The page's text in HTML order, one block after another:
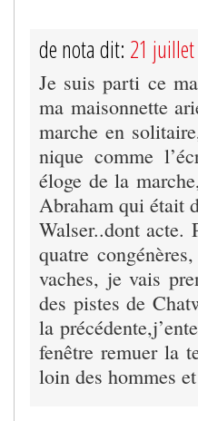
de nota dit: 21
Je suis parti ce
ma maisonnette
marche en
nique comme
éloge de la
Abraham qui était
Walser..dont acte.
quatre
vaches, je vais
des pistes de
la
fenêtre remuer la
loin des hommes